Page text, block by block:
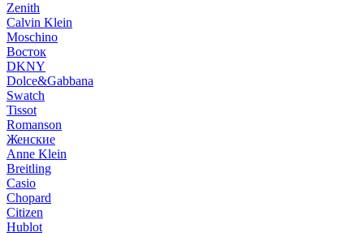
Zenith
Calvin Klein
Moschino
Восток
DKNY
Dolce&Gabbana
Swatch
Tissot
Romanson
Женские
Anne Klein
Breitling
Casio
Chopard
Citizen
Hublot